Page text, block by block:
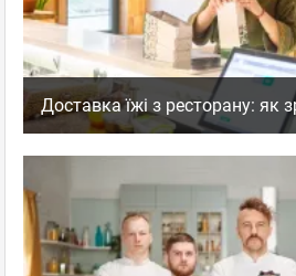
Доставка їжі з ресторану: як